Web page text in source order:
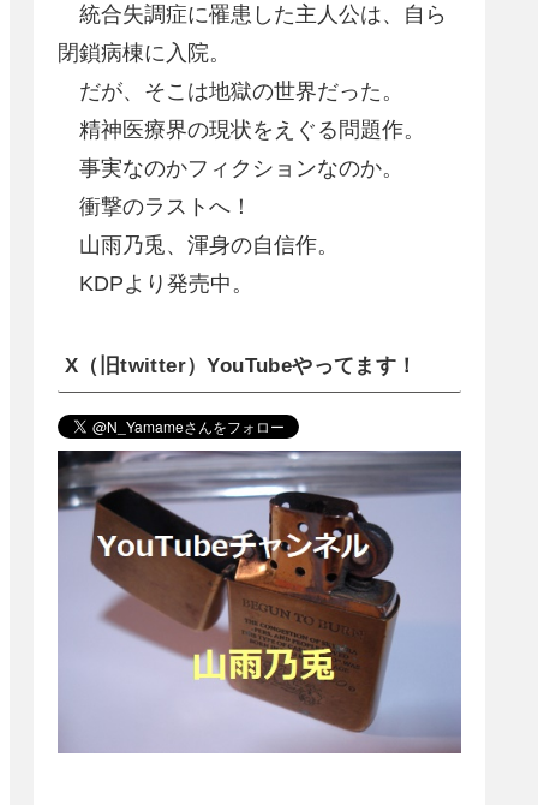
統合失調症に罹患した主人公は、自ら
閉鎖病棟に入院。
だが、そこは地獄の世界だった。
精神医療界の現状をえぐる問題作。
事実なのかフィクションなのか。
衝撃のラストへ！
山雨乃兎、渾身の自信作。
KDPより発売中。
X（旧twitter）YouTubeやってます！